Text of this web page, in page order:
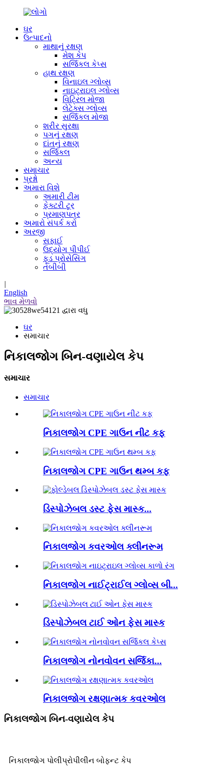
ઘર
ઉત્પાદનો
માથાનું રક્ષણ
મેશ કેપ
સર્જિકલ કેપ્સ
હાથ રક્ષણ
વિનાઇલ ગ્લોવ્સ
નાઇટ્રાઇલ ગ્લોવ્સ
વિટ્રિલ મોજા
લેટેક્સ ગ્લોવ્સ
સર્જિકલ મોજા
શરીર સુરક્ષા
પગનું રક્ષણ
દાંતનું રક્ષણ
સર્જિકલ
અન્ય
સમાચાર
પ્રશ્નો
અમારા વિશે
અમારી ટીમ
ફેક્ટરી ટૂર
પ્રમાણપત્ર
અમારો સંપર્ક કરો
અરજી
સફાઈ
ઉદ્યોગ પીપીઈ
ફૂડ પ્રોસેસિંગ
તબીબી
|
English
ભાવ મેળવો
ઘર
સમાચાર
નિકાલજોગ બિન-વણાયેલ કેપ
સમાચાર
સમાચાર
નિકાલજોગ CPE ગાઉન નીટ કફ
નિકાલજોગ CPE ગાઉન થમ્બ કફ
ડિસ્પોઝેબલ ડસ્ટ ફેસ માસ્ક...
નિકાલજોગ કવરઓલ ક્લીનરૂમ
નિકાલજોગ નાઈટ્રાઈલ ગ્લોવ્સ બી...
ડિસ્પોઝેબલ ટાઈ ઓન ફેસ માસ્ક
નિકાલજોગ નોનવોવન સર્જિકા...
નિકાલજોગ રક્ષણાત્મક કવરઓલ
નિકાલજોગ બિન-વણાયેલ કેપ
નિકાલજોગ પોલીપ્રોપીલીન બોફન્ટ કેપ